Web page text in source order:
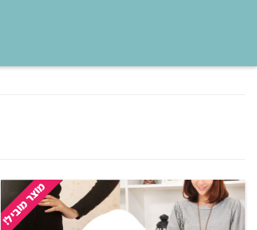
מוצר מוביל! גרביונים נוחים להריון 120D